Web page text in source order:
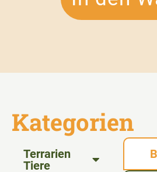
Kategorien
Terrarien
Tiere